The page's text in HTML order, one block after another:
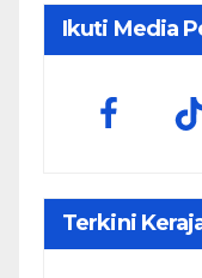
Ikuti Media
Terkini